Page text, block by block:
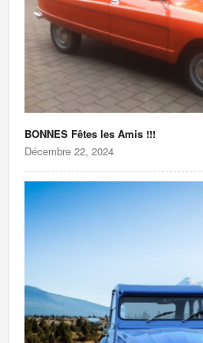
BONNES Fêtes les Amis !!!
Décembre 22, 2024